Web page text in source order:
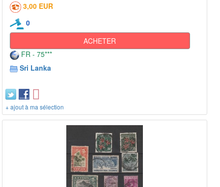
3,00 EUR
0
ACHETER
FR - 75***
Sri Lanka
+ ajout à ma sélection